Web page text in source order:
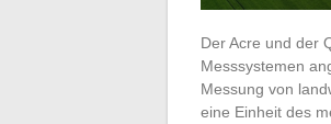
Der Acre und der
Messsystemen
Messung von
eine Einheit des